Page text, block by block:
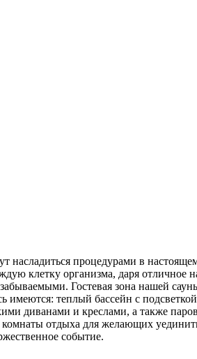
насладиться процедурами в
клетку организма, даря
Гостевая зона нашей
теплый бассейн с
диванами и креслами, а также
отдыха для желающих
событие.